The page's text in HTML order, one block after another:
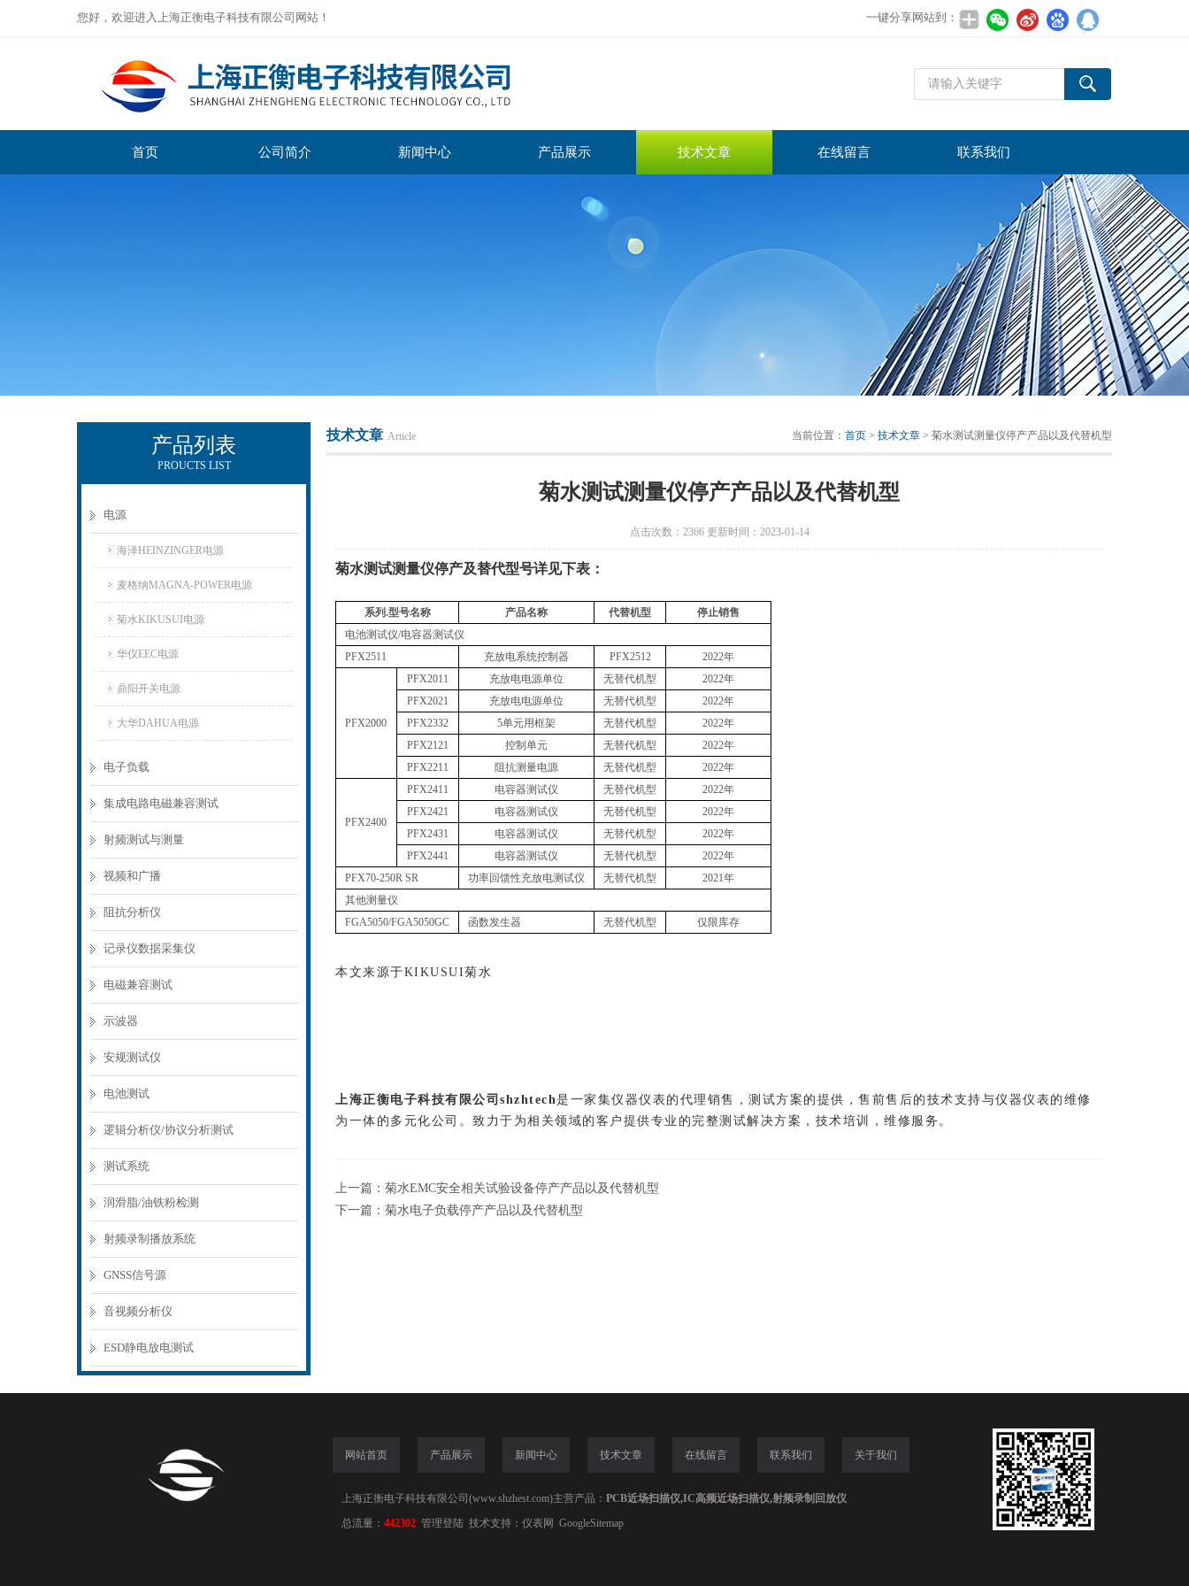
您好，欢迎进入上海正衡电子科技有限公司网站！ 一键分享网站到：
首页 公司简介 新闻中心 产品展示 技术文章 在线留言 联系我们
产品列表
PROUCTS LIST
电源
海泽HEINZINGER电源
麦格纳MAGNA-POWER电源
菊水KIKUSUI电源
华仪EEC电源
鼎阳开关电源
大华DAHUA电源
电子负载
集成电路电磁兼容测试
射频测试与测量
视频和广播
阻抗分析仪
记录仪数据采集仪
电磁兼容测试
示波器
安规测试仪
电池测试
逻辑分析仪/协议分析测试
测试系统
润滑脂/油铁粉检测
射频录制播放系统
GNSS信号源
音视频分析仪
ESD静电放电测试
技术文章 Article 当前位置： 首页 > 技术文章 > 菊水测试测量仪停产产品以及代替机型
菊水测试测量仪停产产品以及代替机型
点击次数：2366 更新时间：2023-01-14
菊水测试测量仪停产及替代型号详见下表：
系列.型号名称 产品名称 代替机型
停止销售
电池测试仪/电容器测试仪
PFX2511
充放电系统控制器 PFX2512 2022年
PFX2000
PFX2011 充放电电源单位 无替代机型
2022年
PFX2021
充放电电源单位 无替代机型
2022年
PFX2332
5单元用框架 无替代机型
2022年
PFX2121
控制单元 无替代机型
2022年
PFX2211
阻抗测量电源 无替代机型 2022年
PFX2400
PFX2411 电容器测试仪 无替代机型
2022年
PFX2421
电容器测试仪 无替代机型
2022年
PFX2431
电容器测试仪 无替代机型
2022年
PFX2441
电容器测试仪 无替代机型
2022年
PFX70-250R SR
功率回馈性充放电测试仪 无替代机型
2021年
其他测量仪
FGA5050/FGA5050GC
函数发生器 无替代机型 仅限库存
本文来源于KIKUSUI菊水
上海正衡电子科技有限公司shzhtech是一家集仪器仪表的代理销售，测试方案的提供，售前售后的技术支持与仪器仪表的维修
为一体的多元化公司。致力于为相关领域的客户提供专业的完整测试解决方案，技术培训，维修服务。
上一篇： 菊水EMC安全相关试验设备停产产品以及代替机型
下一篇： 菊水电子负载停产产品以及代替机型
网站首页 产品展示 新闻中心 技术文章 在线留言 联系我们 关于我们
上海正衡电子科技有限公司(www.shzhest.com)主营产品： PCB近场扫描仪,IC高频近场扫描仪,射频录制回放仪
总流量： 442302 管理登陆 技术支持： 仪表网 GoogleSitemap